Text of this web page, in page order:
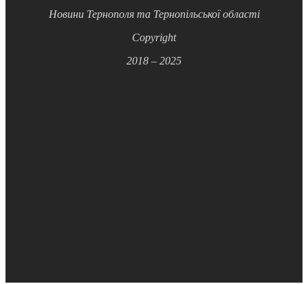
Новини Тернополя та Тернопільської області
Copyright
2018 – 2025